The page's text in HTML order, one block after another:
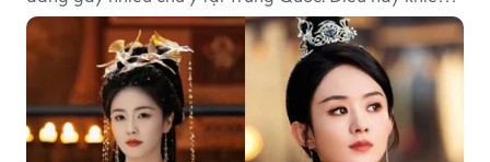
không ít người đặt câu hỏi liệu những ngôi sao hàng
đầu như Bạch Lộc, Triệu Lệ Dĩnh có thể bị thay thế
trong tương lai.